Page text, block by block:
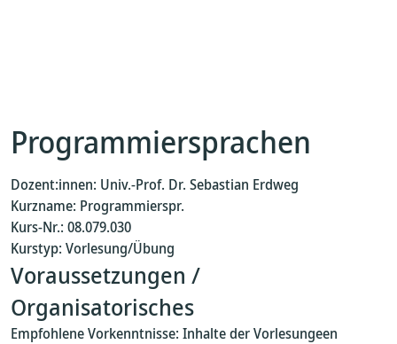
Programmiersprachen
Dozent:innen: Univ.-Prof. Dr. Sebastian Erdweg
Kurzname: Programmierspr.
Kurs-Nr.: 08.079.030
Kurstyp: Vorlesung/Übung
Voraussetzungen /
Organisatorisches
Empfohlene Vorkenntnisse: Inhalte der Vorlesungeen